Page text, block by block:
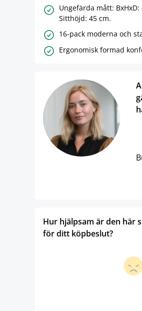
Ungefärda mått: BxHxD:
Sitthöjd: 45 cm.
16-pack moderna och
Ergonomisk formad
Hur hjälpsam är den här
för ditt köpbeslut?